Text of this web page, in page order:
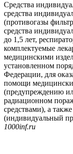
Средства
средства
(противогазы
средства
до 1,5 лет,
комплектуемые
медицинскими
установленном
Федерации, для
помощи
(предупреждению
радиационном
средствами), а
(индивидуальный
1000inf.ru